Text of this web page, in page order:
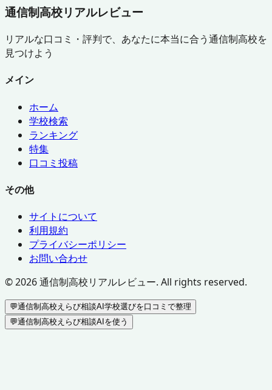
通信制高校リアルレビュー
リアルな口コミ・評判で、あなたに本当に合う通信制高校を
見つけよう
メイン
ホーム
学校検索
ランキング
特集
口コミ投稿
その他
サイトについて
利用規約
プライバシーポリシー
お問い合わせ
©2026通信制高校リアルレビュー. All rights reserved.
💬通信制高校えらび相談AI 学校選びを口コミで整理
💬通信制高校えらび相談AIを使う